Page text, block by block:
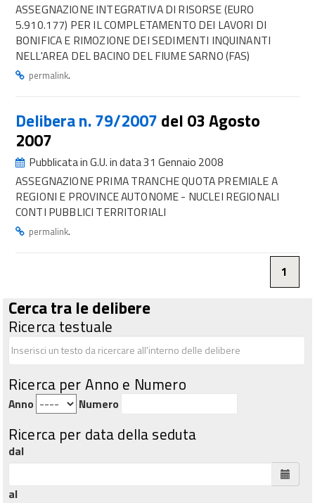
ASSEGNAZIONE INTEGRATIVA DI RISORSE (EURO
5.910.177) PER IL COMPLETAMENTO DEI LAVORI DI
BONIFICA E RIMOZIONE DEI SEDIMENTI INQUINANTI
NELL'AREA DEL BACINO DEL FIUME SARNO (FAS)
permalink.
Delibera n. 79/2007 del 03 Agosto
2007
Pubblicata in G.U. in data 31 Gennaio 2008
ASSEGNAZIONE PRIMA TRANCHE QUOTA PREMIALE A
REGIONI E PROVINCE AUTONOME - NUCLEI REGIONALI
CONTI PUBBLICI TERRITORIALI
permalink.
1
Cerca tra le delibere
Ricerca testuale
Ricerca per Anno e Numero
Anno Numero
Ricerca per data della seduta
dal
al